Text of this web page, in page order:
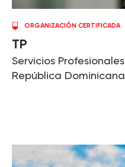
ORGANIZACIÓN CERTIFICADA
TP
Servicios Profesionales
República Dominicana